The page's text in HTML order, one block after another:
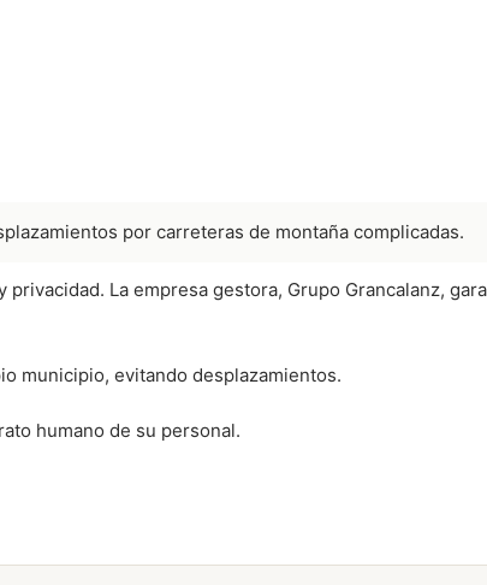
por carreteras de montaña complicadas.
La empresa gestora, Grupo Grancalanz,
municipio, evitando desplazamientos.
humano de su personal.